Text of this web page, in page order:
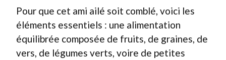
Pour que cet ami ailé soit comblé, voici les
éléments essentiels : une alimentation
équilibrée composée de fruits, de graines, de
vers, de légumes verts, voire de petites